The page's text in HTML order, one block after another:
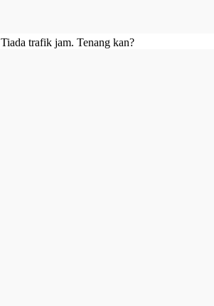
Tiada trafik jam. Tenang kan?